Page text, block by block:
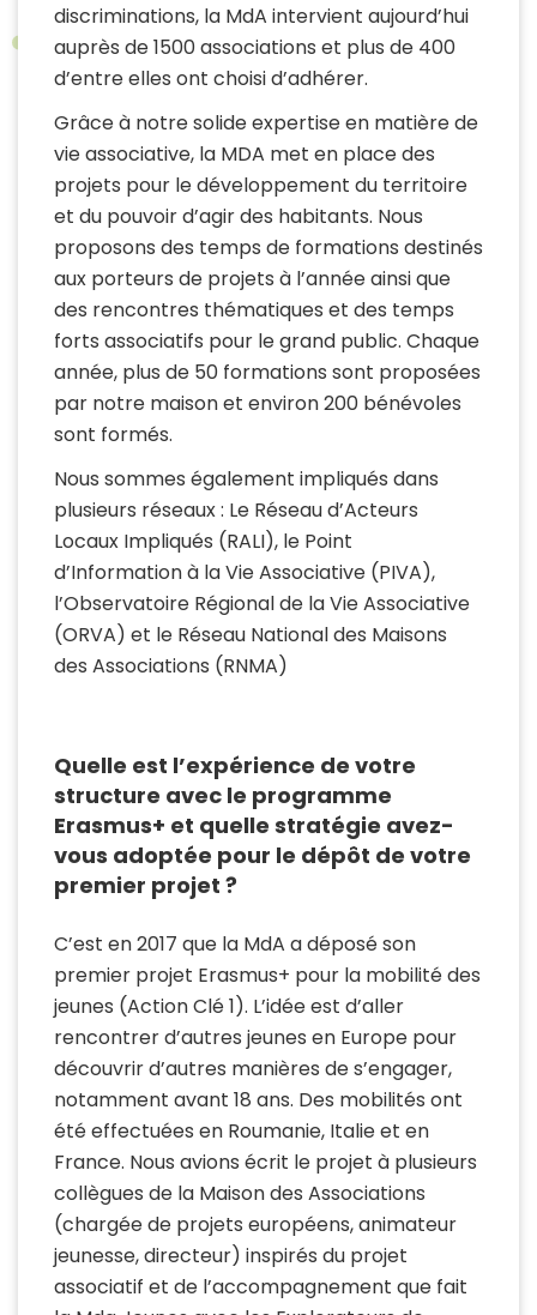
discriminations, la MdA intervient aujourd’hui
auprès de 1500 associations et plus de 400
d’entre elles ont choisi d’adhérer.
Grâce à notre solide expertise en matière de
vie associative, la MDA met en place des
projets pour le développement du territoire
et du pouvoir d’agir des habitants. Nous
proposons des temps de formations destinés
aux porteurs de projets à l’année ainsi que
des rencontres thématiques et des temps
forts associatifs pour le grand public. Chaque
année, plus de 50 formations sont proposées
par notre maison et environ 200 bénévoles
sont formés.
Nous sommes également impliqués dans
plusieurs réseaux : Le Réseau d’Acteurs
Locaux Impliqués (RALI), le Point
d’Information à la Vie Associative (PIVA),
l’Observatoire Régional de la Vie Associative
(ORVA) et le Réseau National des Maisons
des Associations (RNMA)
Quelle est l’expérience de votre
structure avec le programme
Erasmus+ et quelle stratégie avez-
vous adoptée pour le dépôt de votre
premier projet ?
C’est en 2017 que la MdA a déposé son
premier projet Erasmus+ pour la mobilité des
jeunes (Action Clé 1). L’idée est d’aller
rencontrer d’autres jeunes en Europe pour
découvrir d’autres manières de s’engager,
notamment avant 18 ans. Des mobilités ont
été effectuées en Roumanie, Italie et en
France. Nous avions écrit le projet à plusieurs
collègues de la Maison des Associations
(chargée de projets européens, animateur
jeunesse, directeur) inspirés du projet
associatif et de l’accompagnement que fait